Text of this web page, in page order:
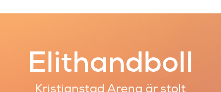
Elithandboll
Kristianstad Arena är stolt